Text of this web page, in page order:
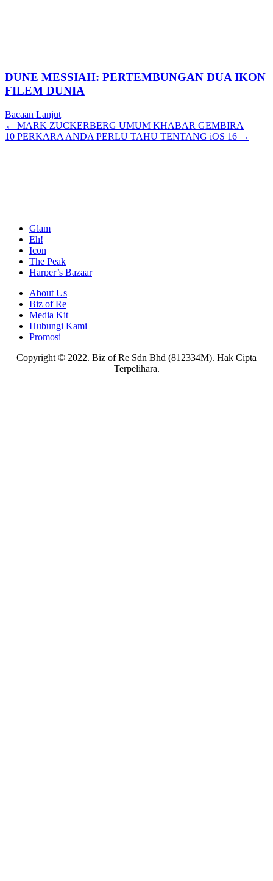
DUNE MESSIAH: PERTEMBUNGAN DUA IKON
FILEM DUNIA
Bacaan Lanjut
Posts
navigation
← MARK ZUCKERBERG UMUM KHABAR GEMBIRA
10 PERKARA ANDA PERLU TAHU TENTANG iOS 16 →
Glam
Eh!
Icon
The Peak
Harper’s Bazaar
About Us
Biz of Re
Media Kit
Hubungi Kami
Promosi
Copyright © 2022. Biz of Re Sdn Bhd (812334M). Hak Cipta
Terpelihara.